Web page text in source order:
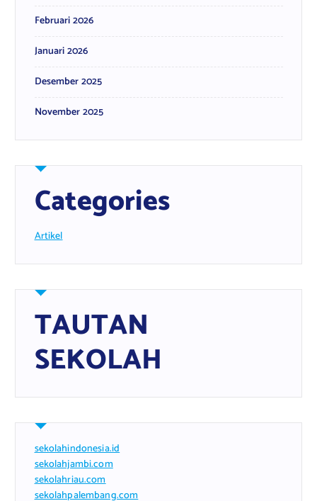
Februari 2026
Januari 2026
Desember 2025
November 2025
Categories
Artikel
TAUTAN
SEKOLAH
sekolahindonesia.id
sekolahjambi.com
sekolahriau.com
sekolahpalembang.com